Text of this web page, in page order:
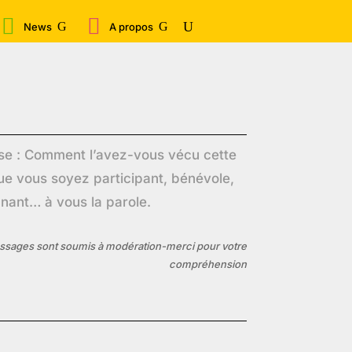
 News  A propos U
: Comment l’avez-vous vécu cette
vous soyez participant, bénévole,
à vous la parole.
sont soumis à modération-merci pour votre
compréhension